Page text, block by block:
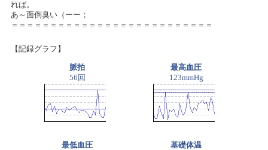
れば。
あ～面倒臭い（ーー；
＝＝＝＝＝＝＝＝＝＝＝＝＝＝＝＝＝＝＝＝＝＝＝＝＝＝
【記録グラフ】
脈拍
56回
最高血圧
123mmHg
最低血圧
基礎体温